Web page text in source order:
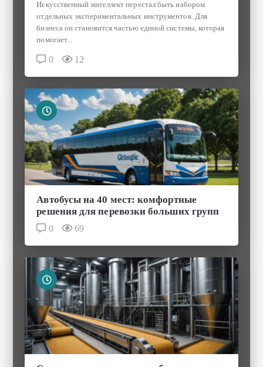
0 12
Автобусы на 40 мест: комфортные
решения для перевозки больших групп
0 69
Современные решения в области
очистки зерна: технологии и
перспективы